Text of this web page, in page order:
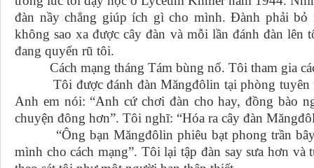
đàn nầy chẳng giúp ích gì cho mình. Đành phải
không sao xa được cây đàn và mỗi lần đánh đàn
đang quyến rũ tôi.
Cách mạng tháng Tám bùng nổ. Tôi tham gia
Tôi được đánh đàn Măngđôlin tại phòng tuyên
Anh em nói: “Anh cứ chơi đàn cho hay, đồng bào
chuyện đông hơn”. Tôi nghĩ: “Hóa ra cây đàn
“Ông bạn Măngđôlin phiêu bạt phong trần bây
mình cho cách mạng”. Tôi lại tập đàn say sưa hơn